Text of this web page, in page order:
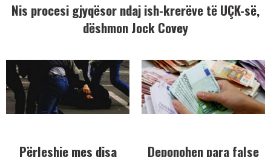
Nis procesi gjyqësor ndaj ish-krerëve të UÇK-së,
dëshmon Jock Covey
Përleshje mes disa
Deponohen para false